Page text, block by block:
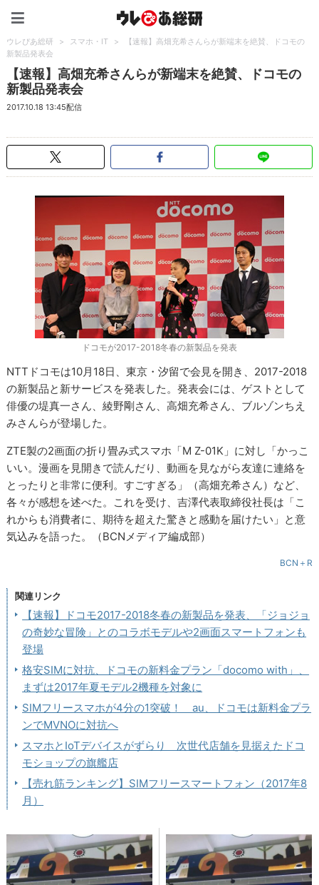
ウレぴあ総研 > スマホ・IT >
【速報】高畑充希さんらが新端末を絶賛、ドコモの
新製品発表会
【速報】高畑充希さんらが新端末を絶賛、ドコモの
新製品発表会
2017.10.18 13:45配信
ドコモが2017-2018冬春の新製品を発表
NTTドコモは10月18日、東京・汐留で会見を開き、2017-2018
の新製品と新サービスを発表した。発表会には、ゲストとして
俳優の堤真一さん、綾野剛さん、高畑充希さん、ブルゾンちえ
みさんらが登場した。
ZTE製の2画面の折り畳み式スマホ「M Z-01K」に対し「かっこ
いい。漫画を見開きで読んだり、動画を見ながら友達に連絡を
とったりと非常に便利。すごすぎる」（高畑充希さん）など、
各々が感想を述べた。これを受け、吉澤代表取締役社長は「こ
れからも消費者に、期待を超えた驚きと感動を届けたい」と意
気込みを語った。（BCNメディア編成部）
BCN＋R
関連リンク
【速報】ドコモ2017-2018冬春の新製品を発表、「ジョジョ
の奇妙な冒険」とのコラボモデルや2画面スマートフォンも
登場
格安SIMに対抗、ドコモの新料金プラン「docomo with」、
まずは2017年夏モデル2機種を対象に
SIMフリースマホが4分の1突破！ au、ドコモは新料金プラ
ンでMVNOに対抗へ
スマホとIoTデバイスがずらり 次世代店舗を見据えたドコ
モショップの旗艦店
【売れ筋ランキング】SIMフリースマートフォン（2017年8
月）